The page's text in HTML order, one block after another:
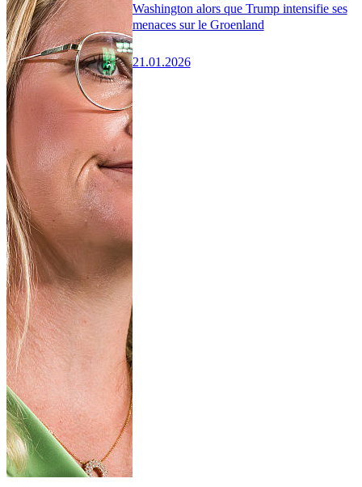
Washington alors que Trump intensifie ses
menaces sur le Groenland
21.01.2026